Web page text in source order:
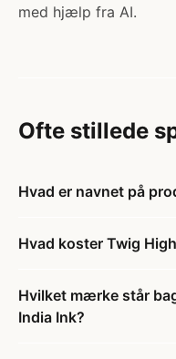
med hjælp fra AI.
Ofte stillede
Hvad er navnet på
Hvad koster Twig
Hvilket mærke står
India Ink?